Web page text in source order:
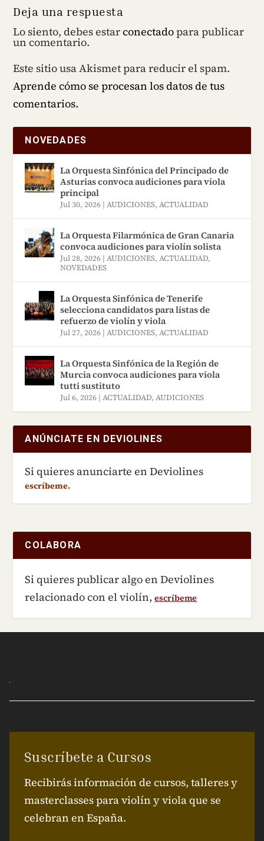
Deja una respuesta
Lo siento, debes estarconectadopara publicar
un comentario.
Este sitio usa Akismet para reducir el spam.
Aprende cómo se procesan los datos de tus
comentarios.
NOVEDADES
La Orquesta Sinfónica del Principado de
Asturias convoca audiciones para viola
principal
Jul 30, 2026 |AUDICIONES,ACTUALIDAD
La Orquesta Filarmónica de Gran Canaria
convoca audiciones para violín solista
Jul 28, 2026 |AUDICIONES,ACTUALIDAD,
NOVEDADES
La Orquesta Sinfónica de Tenerife
selecciona candidatos para listas de
refuerzo de violín y viola
Jul 27, 2026 |AUDICIONES,ACTUALIDAD
La Orquesta Sinfónica de la Región de
Murcia convoca audiciones para viola
tutti sustituto
Jul 6, 2026 |ACTUALIDAD,AUDICIONES
ANÚNCIATE EN DEVIOLINES
Si quieres anunciarte en Deviolines
escríbeme.
COLABORA
Si quieres publicar algo en Deviolines
relacionado con el violín,escríbeme